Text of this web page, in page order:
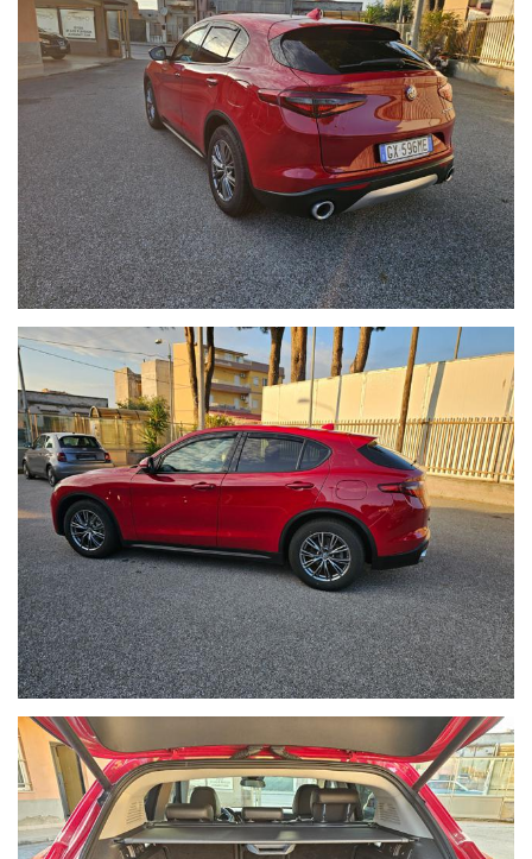
NON HAI TROVATO L'AUTO CHE
CERCHI?
Compila il modulo e ti contatteremo appena l'auto che
cerchi sarà disponibile